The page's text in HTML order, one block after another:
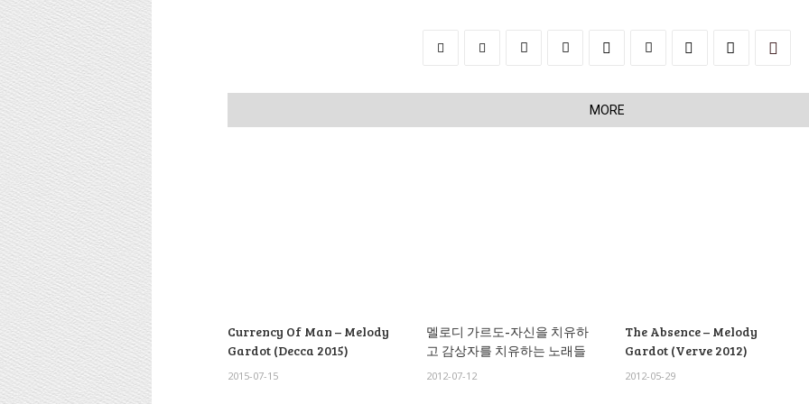
MORE
Currency Of Man – Melody
Gardot (Decca 2015)
2015-07-15
멜로디 가르도-자신을 치유하
고 감상자를 치유하는 노래들
2012-07-12
The Absence – Melody
Gardot (Verve 2012)
2012-05-29